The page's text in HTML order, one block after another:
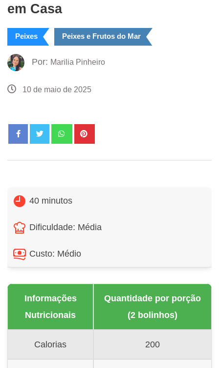
em Casa
Peixes Peixes e Frutos do Mar
Por: Marilia Pinheiro
10 de maio de 2025
40 minutos
Dificuldade: Média
Custo: Médio
Informações
Nutricionais
Quantidade por porção
(2 bolinhos)
Calorias 200